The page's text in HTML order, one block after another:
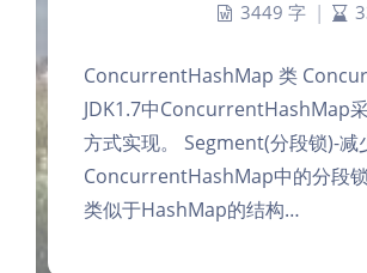
3449 字 |
ConcurrentHashMap 类
JDK1.7中ConcurrentHashMap
方式实现。 Segment(分段锁)-减
ConcurrentHashMap中的分段
类似于HashMap的结构…